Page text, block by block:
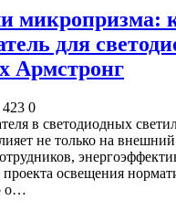
микропризма:
для
Армстронг
423 0
в светодиодных
не только на
проекта освещения
о…